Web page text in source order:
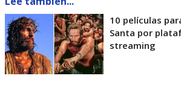
10 películas
Santa por
streaming